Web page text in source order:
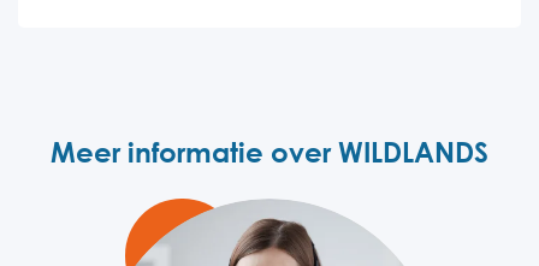
Meer informatie over WILDLANDS